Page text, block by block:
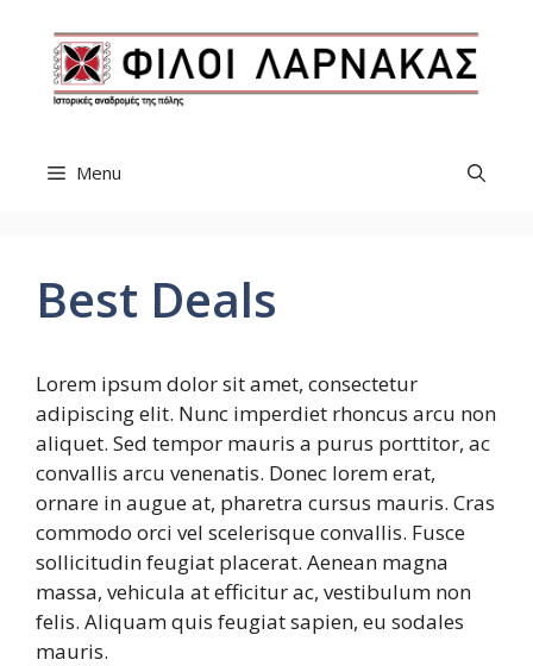
content
Menu
Best Deals
Lorem ipsum dolor sit amet, consectetur
adipiscing elit. Nunc imperdiet rhoncus arcu non
aliquet. Sed tempor mauris a purus porttitor, ac
convallis arcu venenatis. Donec lorem erat,
ornare in augue at, pharetra cursus mauris. Cras
commodo orci vel scelerisque convallis. Fusce
sollicitudin feugiat placerat. Aenean magna
massa, vehicula at efficitur ac, vestibulum non
felis. Aliquam quis feugiat sapien, eu sodales
mauris.